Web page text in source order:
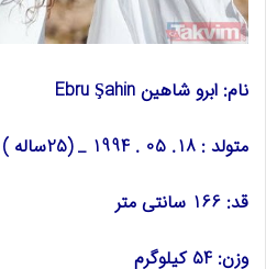
نام: ابرو شاهین Ebru Şahin
متولد : 18. 05 . 1994 _ (25ساله ) (28 اردیبهشت 1373 )
قد: 166 سانتی متر
وزن: 54 کیلوگرم